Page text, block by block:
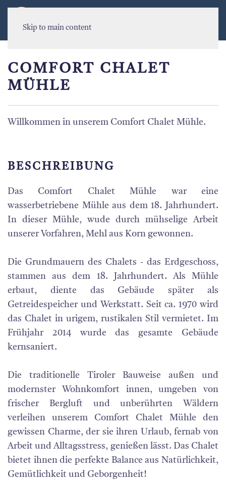
Skip to main content
COMFORT CHALET
MÜHLE
Willkommen in unserem Comfort Chalet Mühle.
BESCHREIBUNG
Das Comfort Chalet Mühle war eine
wasserbetriebene Mühle aus dem 18. Jahrhundert.
In dieser Mühle, wude durch mühselige Arbeit
unserer Vorfahren, Mehl aus Korn gewonnen.
Die Grundmauern des Chalets - das Erdgeschoss,
stammen aus dem 18. Jahrhundert. Als Mühle
erbaut, diente das Gebäude später als
Getreidespeicher und Werkstatt. Seit ca. 1970 wird
das Chalet in urigem, rustikalen Stil vermietet. Im
Frühjahr 2014 wurde das gesamte Gebäude
kernsaniert.
Die traditionelle Tiroler Bauweise außen und
modernster Wohnkomfort innen, umgeben von
frischer Bergluft und unberührten Wäldern
verleihen unserem Comfort Chalet Mühle den
gewissen Charme, der sie ihren Urlaub, fernab von
Arbeit und Alltagsstress, genießen lässt. Das Chalet
bietet ihnen die perfekte Balance aus Natürlichkeit,
Gemütlichkeit und Geborgenheit!